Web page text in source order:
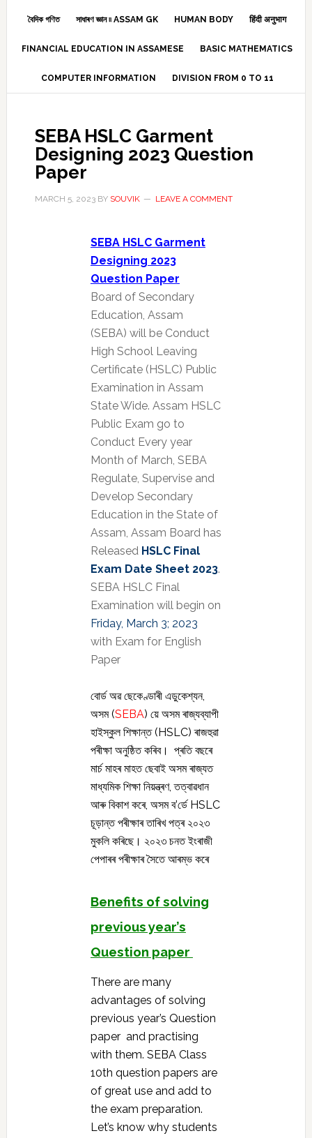
বৈদিক গণিত সাধাৰণ জ্ঞান ৷৷ ASSAM GK HUMAN BODY हिंदी अनुभाग
FINANCIAL EDUCATION IN ASSAMESE BASIC MATHEMATICS
COMPUTER INFORMATION DIVISION FROM 0 TO 11
SEBA HSLC Garment
Designing 2023 Question
Paper
MARCH 5, 2023BY SOUVIK LEAVE A COMMENT
SEBA HSLC Garment
Designing 2023
Question Paper
Board of Secondary
Education, Assam
(SEBA) will be Conduct
High School Leaving
Certificate (HSLC) Public
Examination in Assam
State Wide. Assam HSLC
Public Exam go to
Conduct Every year
Month of March, SEBA
Regulate, Supervise and
Develop Secondary
Education in the State of
Assam, Assam Board has
Released HSLC Final
Exam Date Sheet 2023.
SEBA HSLC Final
Examination will begin on
Friday, March 3; 2023
with Exam for English
Paper
বোৰ্ড অৱ ছেকেণ্ডাৰী এডুকেশ্যন,
অসম (SEBA) য়ে অসম ৰাজ্যব্যাপী
হাইস্কুল শিক্ষান্ত (HSLC) ৰাজহুৱা
পৰীক্ষা অনুষ্ঠিত কৰিব। প্ৰতি বছৰে
মাৰ্চ মাহৰ মাহত ছেবাই অসম ৰাজ্যত
মাধ্যমিক শিক্ষা নিয়ন্ত্ৰণ, তত্বাৱধান
আৰু বিকাশ কৰে, অসম ব’ৰ্ডে HSLC
চূড়ান্ত পৰীক্ষাৰ তাৰিখ পত্ৰ ২০২৩
মুকলি কৰিছে। ২০২৩ চনত ইংৰাজী
পেপাৰৰ পৰীক্ষাৰ সৈতেআৰম্ভ কৰে
Benefits of solving
previous year’s
Question paper
There are many
advantages of solving
previous year’s Question
paper and practising
with them. SEBA Class
10th question papers are
of great use and add to
the exam preparation.
Let’s know why students